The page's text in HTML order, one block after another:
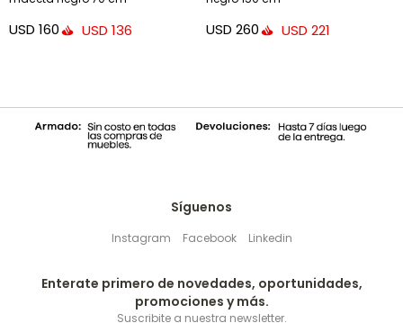
USD 160 USD 136 USD 260 USD 221
Síguenos
Instagram Facebook Linkedin
Enterate primero de novedades, oportunidades,
promociones y más.
Suscribite a nuestra newsletter.